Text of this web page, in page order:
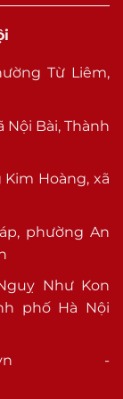
Từ Liêm,
Nội Bài, Thành
Hoàng, xã
phường An
Như Kon
phố Hà Nội
-